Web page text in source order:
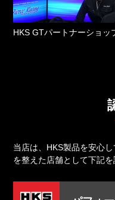
HKS GTパートナーショッ
当店は、HKS製品を安心
を整えた店舗として下記を